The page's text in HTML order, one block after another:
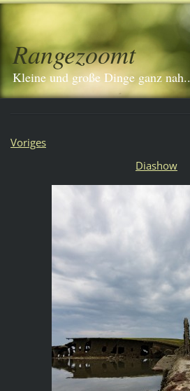
Rangezoomt
Kleine und große Dinge ganz nah..
Voriges
Diashow